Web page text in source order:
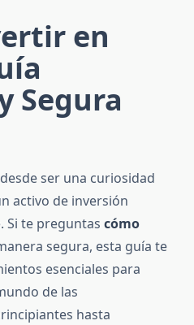
en
Segura
ser una curiosidad
activo de inversión
Si te preguntas cómo
segura, esta guía te
esenciales para
de las
hasta